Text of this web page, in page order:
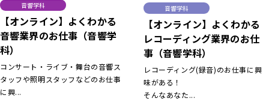
音響学科
【オンライン】よくわかる
音響業界のお仕事（音響学
科）
コンサート・ライブ・舞台の音響ス
タッフや照明スタッフなどのお仕事
に興...
音響学科
【オンライン】よくわかる
レコーディング業界のお仕
事（音響学科）
レコーディング(録音)のお仕事に興
味がある！
そんなあなた...